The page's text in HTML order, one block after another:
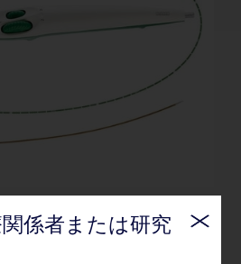
ーステントシステムは、浅大腿
係者または研究